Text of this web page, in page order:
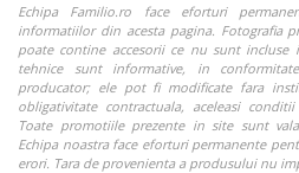
Echipa Familio.ro face eforturi
informatiilor din acesta pagina. Fotografia
poate contine accesorii ce nu sunt incluse
tehnice sunt informative, in
producator; ele pot fi modificate fara
obligativitate contractuala, aceleasi
Toate promotiile prezente in site sunt
Echipa noastra face eforturi permanente
erori. Tara de provenienta a produsului nu